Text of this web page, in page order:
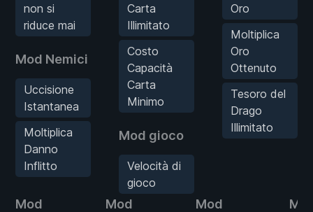
non si
riduce mai
Mod Nemici
Uccisione
Istantanea
Moltiplica
Danno
Inflitto
Carta
Illimitato
Costo
Capacità
Carta
Minimo
Mod gioco
Velocità di
gioco
Oro
Moltiplica
Oro
Ottenuto
Tesoro del
Drago
Illimitato
Mod
Mod
Mod